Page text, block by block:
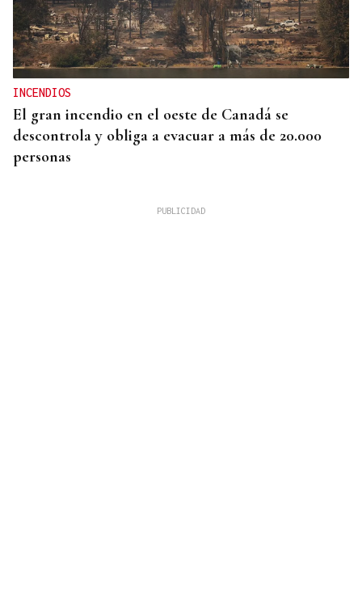
INCENDIOS
El gran incendio en el oeste de Canadá se
descontrola y obliga a evacuar a más de 20.000
personas